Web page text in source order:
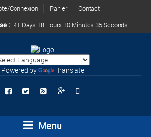
Connexion Panier
Contact
: 41 Days 18 Hours 10 Minutes 35 Seconds
Powered by Translate
Menu